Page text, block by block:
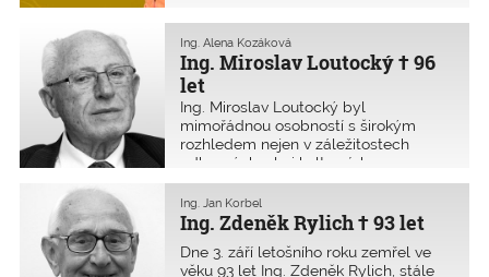
Ing. Miroslav Loutocký † 96
let
Ing. Alena Kozáková
Ing. Miroslav Loutocký byl
mimořádnou osobností s širokým
rozhledem nejen v záležitostech
odborných, ale i kulturních
a společenských. I ve svém velmi
vysokém věku si zachoval schopnost
uvažovat o věcech v souvislostech
a s nadhledem. Navždy odešel 13. září
2024 ve věku 96 let.
Ing. Zdeněk Rylich † 93 let
Ing. Jan Korbel
Dne 3. září letošního roku zemřel ve
věku 93 let Ing. Zdeněk Rylich, stále